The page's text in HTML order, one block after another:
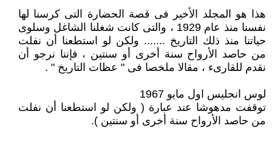
هذا هو المجلد الأخير فى قصة الحضارة التى كرسنا لها
نفسنا منذ عام 1929 ، والتى كانت شغلنا الشاغل وسلوى
حياتنا منذ ذلك التاريخ ....... ولكن لو استطعنا أن نفلت
من حاصد الأرواح سنة أخرى أو سنتين ، فإننا نرجو أن
نقدم للقارىء ، مقالا ملخصا فى " عظات التاريخ " .
لوس انجليس اول مايو 1967
توقفت مدهوشا عند عبارة ( ولكن لو استطعنا أن نفلت
من حاصد الأرواح سنة أخرى أو سنتين ).